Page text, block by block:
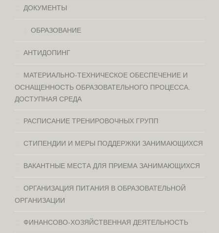
ДОКУМЕНТЫ
ОБРАЗОВАНИЕ
АНТИДОПИНГ
МАТЕРИАЛЬНО-ТЕХНИЧЕСКОЕ ОБЕСПЕЧЕНИЕ И
ОСНАЩЕННОСТЬ ОБРАЗОВАТЕЛЬНОГО ПРОЦЕССА.
ДОСТУПНАЯ СРЕДА
РАСПИСАНИЕ ТРЕНИРОВОЧНЫХ ГРУПП
СТИПЕНДИИ И МЕРЫ ПОДДЕРЖКИ ЗАНИМАЮЩИХСЯ
ВАКАНТНЫЕ МЕСТА ДЛЯ ПРИЕМА ЗАНИМАЮЩИХСЯ
ОРГАНИЗАЦИЯ ПИТАНИЯ В ОБРАЗОВАТЕЛЬНОЙ
ОРГАНИЗАЦИИ
ФИНАНСОВО-ХОЗЯЙСТВЕННАЯ ДЕЯТЕЛЬНОСТЬ